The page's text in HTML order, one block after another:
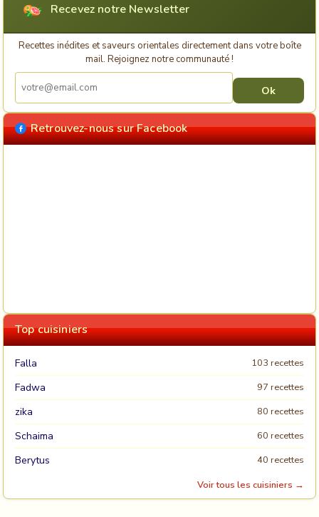
Recevez notre Newsletter
Recettes inédites et saveurs orientales directement dans votre boîte
mail. Rejoignez notre communauté !
Retrouvez-nous sur Facebook
Top cuisiniers
Falla 103 recettes
Fadwa 97 recettes
zika 80 recettes
Schaima 60 recettes
Berytus
40 recettes
Voir tous les cuisiniers →